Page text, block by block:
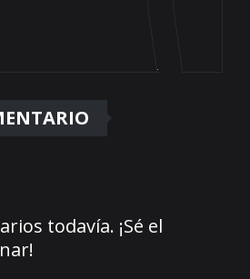
todavía. ¡Sé el